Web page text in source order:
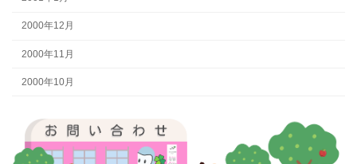
2000年12月
2000年11月
2000年10月